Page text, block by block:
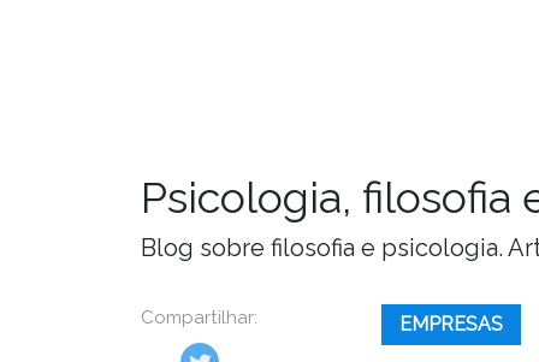
Psicologia, filosofia
Blog sobre filosofia e psicologia.
Compartilhar: EMPRESAS